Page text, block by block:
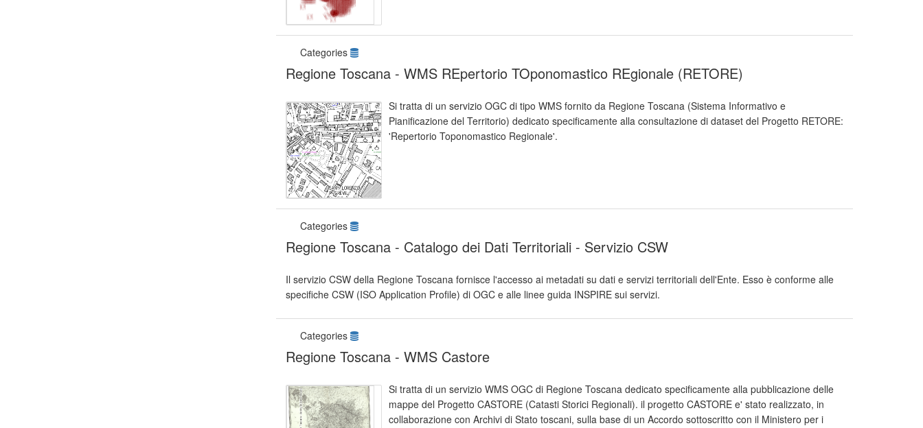
Categories
Regione Toscana - WMS REpertorio TOponomastico REgionale (RETORE)
Si tratta di un servizio OGC di tipo WMS fornito da Regione Toscana (Sistema Informativo e
Pianificazione del Territorio) dedicato specificamente alla consultazione di dataset del Progetto RETORE:
'Repertorio Toponomastico Regionale'.
Categories
Regione Toscana - Catalogo dei Dati Territoriali - Servizio CSW
Il servizio CSW della Regione Toscana fornisce l'accesso ai metadati su dati e servizi territoriali dell'Ente. Esso è conforme alle
specifiche CSW (ISO Application Profile) di OGC e alle linee guida INSPIRE sui servizi.
Categories
Regione Toscana - WMS Castore
Si tratta di un servizio WMS OGC di Regione Toscana dedicato specificamente alla pubblicazione delle
mappe del Progetto CASTORE (Catasti Storici Regionali). il progetto CASTORE e' stato realizzato, in
collaborazione con Archivi di Stato toscani, sulla base di un Accordo sottoscritto con il Ministero per i